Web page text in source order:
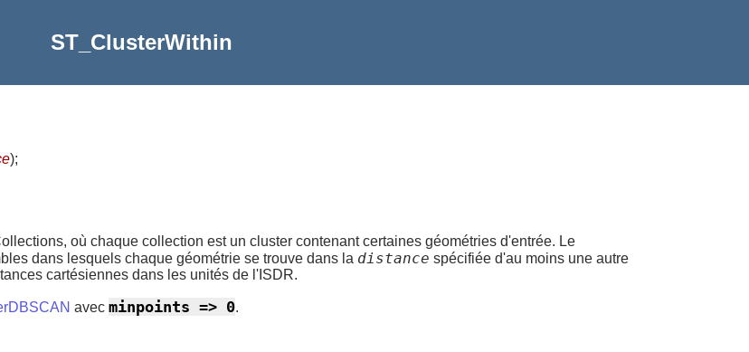
ST_ClusterWithin
);
où chaque collection est un cluster contenant certaines géométries d'entrée. Le
dans lesquels chaque géométrie se trouve dans la distance spécifiée d'au moins une autre
cartésiennes dans les unités de l'ISDR.
avec minpoints => 0.